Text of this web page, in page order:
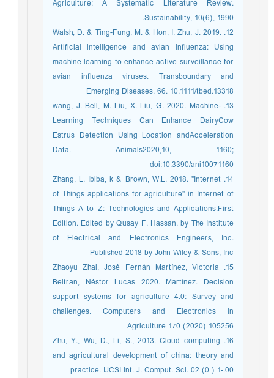
Agriculture: A Systematic Literature Review.
Sustainability, 10(6), 1990.
12. Walsh, D. & Ting-Fung, M. & Hon, I. Zhu, J. 2019.
Artificial intelligence and avian influenza: Using
machine learning to enhance active surveillance for
avian influenza viruses. Transboundary and
Emerging Diseases. 66. 10.1111/tbed.13318
13. wang, J. Bell, M. Liu, X. Liu, G. 2020. Machine-
Learning Techniques Can Enhance DairyCow
Estrus Detection Using Location andAcceleration
Data. Animals2020,10, 1160;
doi:10.3390/ani10071160
14. Zhang, L. Ibiba, k & Brown, W.L. 2018. "Internet
of Things applications for agriculture" in Internet of
Things A to Z: Technologies and Applications.First
Edition. Edited by Qusay F. Hassan. by The Institute
of Electrical and Electronics Engineers, Inc.
Published 2018 by John Wiley & Sons, Inc
15. Zhaoyu Zhai, José Fernán Martínez, Victoria
Beltran, Néstor Lucas 2020. Martínez. Decision
support systems for agriculture 4.0: Survey and
challenges. Computers and Electronics in
Agriculture 170 (2020) 105256
16. Zhu, Y., Wu, D., Li, S., 2013. Cloud computing
and agricultural development of china: theory and
practice. IJCSI Int. J. Comput. Sci. 02 (0 ) 1-.00